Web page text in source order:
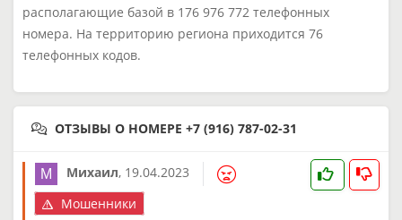
располагающие базой в 176 976 772 телефонных
номера. На территорию региона приходится 76
телефонных кодов.
ОТЗЫВЫ О НОМЕРЕ +7 (916) 787-02-31
Михаил, 19.04.2023
Мошенники